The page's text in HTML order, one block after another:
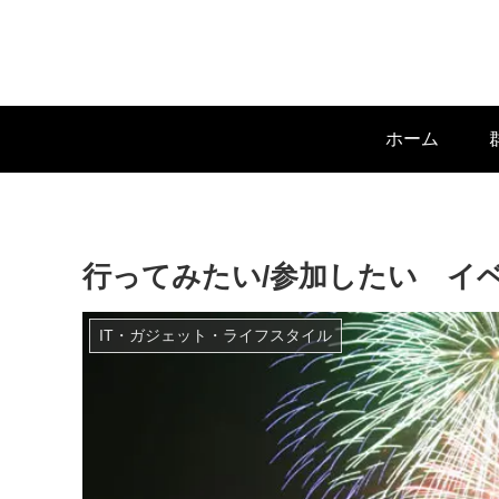
ホーム
行ってみたい/参加したい イ
IT・ガジェット・ライフスタイル